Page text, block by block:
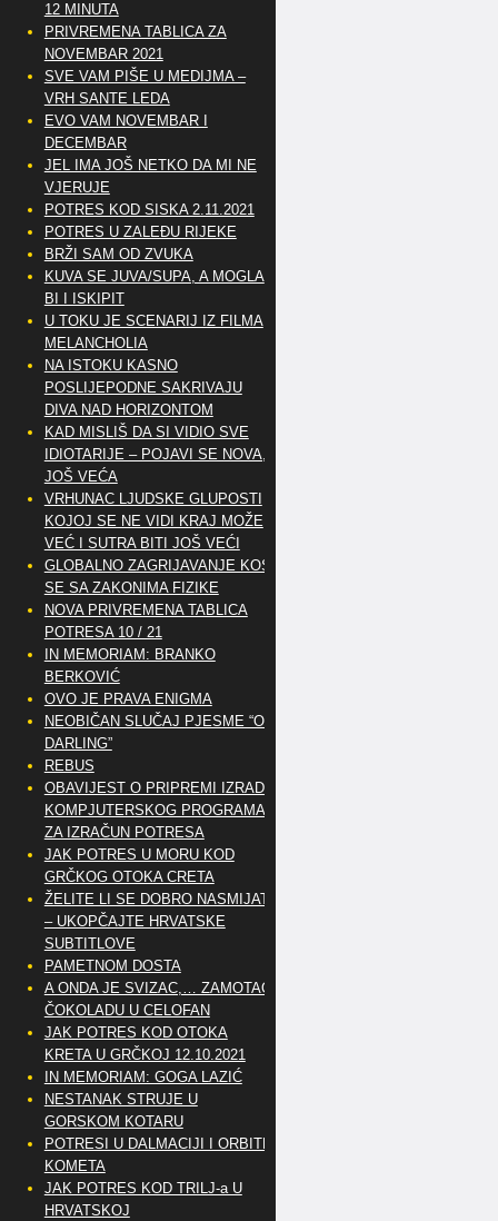
12 MINUTA
PRIVREMENA TABLICA ZA
NOVEMBAR 2021
SVE VAM PIŠE U MEDIJMA –
VRH SANTE LEDA
EVO VAM NOVEMBAR I
DECEMBAR
JEL IMA JOŠ NETKO DA MI NE
VJERUJE
POTRES KOD SISKA 2.11.2021
POTRES U ZALEĐU RIJEKE
BRŽI SAM OD ZVUKA
KUVA SE JUVA/SUPA, A MOGLA
BI I ISKIPIT
U TOKU JE SCENARIJ IZ FILMA
MELANCHOLIA
NA ISTOKU KASNO
POSLIJEPODNE SAKRIVAJU
DIVA NAD HORIZONTOM
KAD MISLIŠ DA SI VIDIO SVE
IDIOTARIJE – POJAVI SE NOVA,..
JOŠ VEĆA
VRHUNAC LJUDSKE GLUPOSTI
KOJOJ SE NE VIDI KRAJ MOŽE
VEĆ I SUTRA BITI JOŠ VEĆI
GLOBALNO ZAGRIJAVANJE KOSI
SE SA ZAKONIMA FIZIKE
NOVA PRIVREMENA TABLICA
POTRESA 10 / 21
IN MEMORIAM: BRANKO
BERKOVIĆ
OVO JE PRAVA ENIGMA
NEOBIČAN SLUČAJ PJESME “OH
DARLING”
REBUS
OBAVIJEST O PRIPREMI IZRADE
KOMPJUTERSKOG PROGRAMA
ZA IZRAČUN POTRESA
JAK POTRES U MORU KOD
GRČKOG OTOKA CRETA
ŽELITE LI SE DOBRO NASMIJATI
– UKOPČAJTE HRVATSKE
SUBTITLOVE
PAMETNOM DOSTA
A ONDA JE SVIZAC,… ZAMOTAO
ČOKOLADU U CELOFAN
JAK POTRES KOD OTOKA
KRETA U GRČKOJ 12.10.2021
IN MEMORIAM: GOGA LAZIĆ
NESTANAK STRUJE U
GORSKOM KOTARU
POTRESI U DALMACIJI I ORBITE
KOMETA
JAK POTRES KOD TRILJ-a U
HRVATSKOJ